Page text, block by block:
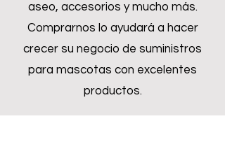
aseo, accesorios y mucho más.
Comprarnos lo ayudará a hacer
crecer su negocio de suministros
para mascotas con excelentes
productos.